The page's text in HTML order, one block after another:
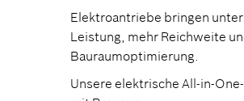
Elektroantriebe bringen
Leistung, mehr Reichweite
Bauraumoptimierung.
Unsere elektrische All-in-